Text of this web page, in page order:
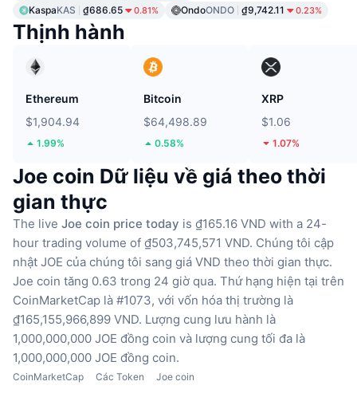
KaspaKAS ₫686.65 0.81% OndoONDO ₫9,742.11 0.23%
Thịnh hành
Ethereum
$1,904.94
1.99%
Bitcoin
$64,498.89
0.58%
XRP
$1.06
1.07%
Joe coin Dữ liệu về giá theo thời
gian thực
The live Joe coin price today is ₫165.16 VND with a 24-
hour trading volume of ₫503,745,571 VND. Chúng tôi cập
nhật JOE của chúng tôi sang giá VND theo thời gian thực.
Joe coin tăng 0.63 trong 24 giờ qua. Thứ hạng hiện tại trên
CoinMarketCap là #1073, với vốn hóa thị trường là
₫165,155,966,899 VND. Lượng cung lưu hành là
1,000,000,000 JOE đồng coin và lượng cung tối đa là
1,000,000,000 JOE đồng coin.
CoinMarketCap Các Token Joe coin